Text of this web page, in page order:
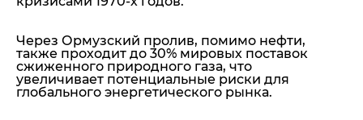
Через Ормузский пролив, помимо нефти,
также проходит до 30% мировых поставок
сжиженного природного газа, что
увеличивает потенциальные риски для
глобального энергетического рынка.